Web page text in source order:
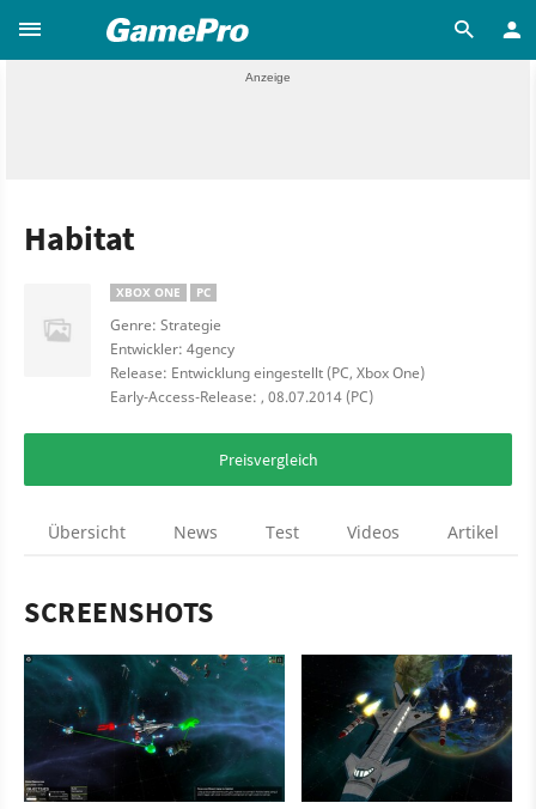
Habitat
XBOX ONE PC
Genre: Strategie
Entwickler: 4gency
Release: Entwicklung eingestellt (PC, Xbox One)
Early-Access-Release: , 08.07.2014 (PC)
Preisvergleich
Übersicht News Test Videos Artikel
SCREENSHOTS